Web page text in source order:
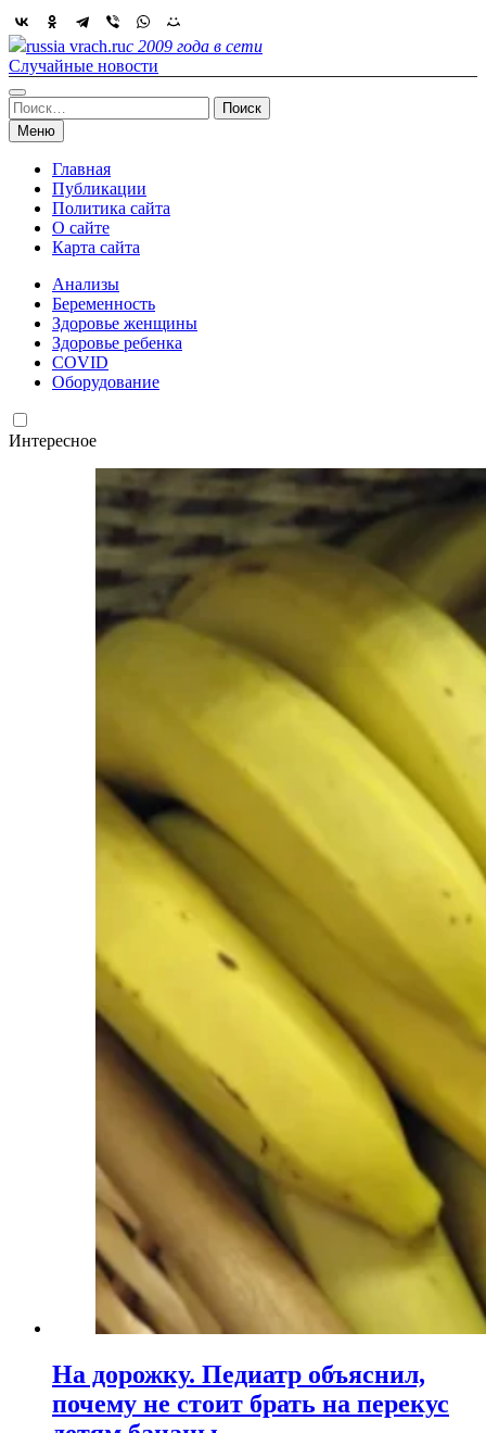
Skip
to
content
russia vrach.ruс 2009 года в сети
Случайные новости
Найти:
Меню
Главная
Публикации
Политика сайта
О сайте
Карта сайта
Анализы
Беременность
Здоровье женщины
Здоровье ребенка
COVID
Оборудование
Интересное
На дорожку. Педиатр объяснил,
почему не стоит брать на перекус